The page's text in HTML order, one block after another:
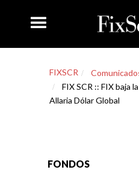
FIXSCR
FIX SCR :: FIX baja
Allaria Dólar Global
FONDOS